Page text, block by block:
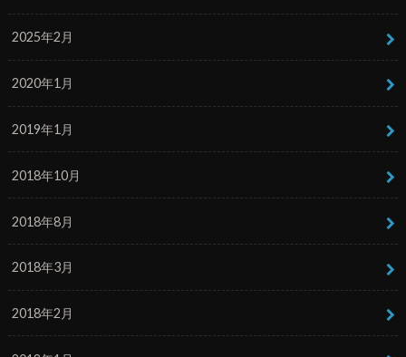
2025年2月
2020年1月
2019年1月
2018年10月
2018年8月
2018年3月
2018年2月